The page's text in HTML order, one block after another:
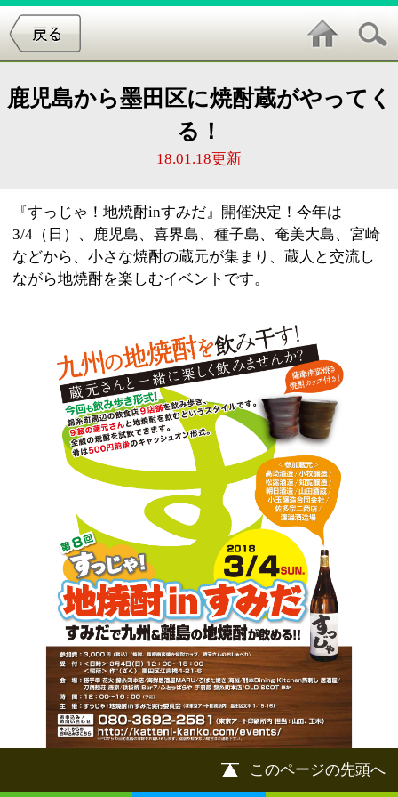
る！
『すっじゃ！地焼酎inすみだ』開催決定！今年は
3/4（日）、鹿児島、喜界島、種子島、奄美大島、宮崎
このページの先頭へ
江戸川区時間 江東区時間 葛飾区時間
表示：PC|モバイル
© 2013 art blue Inc.